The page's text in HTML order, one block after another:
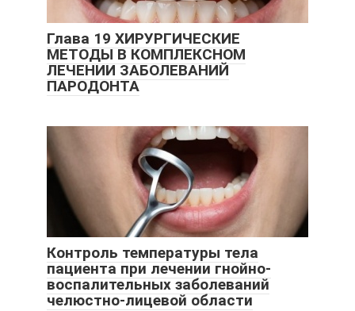
Глава 19 ХИРУРГИЧЕСКИЕ
МЕТОДЫ В КОМПЛЕКСНОМ
ЛЕЧЕНИИ ЗАБОЛЕВАНИЙ
ПАРОДОНТА
Контроль температуры тела
пациента при лечении гнойно-
воспалительных заболеваний
челюстно-лицевой области